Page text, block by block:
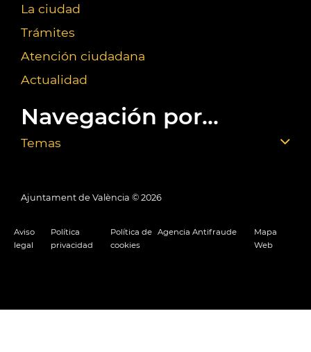
La ciudad
Trámites
Atención ciudadana
Actualidad
Navegación por...
Temas
Ajuntament de València © 2026
Aviso
legal
Política
privacidad
Política de
cookies
Agencia Antifraude
Mapa
Web